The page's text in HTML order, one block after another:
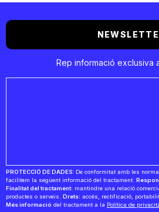
Rep informació exclusiva
PROTECCIÓ DE DADES: De conformitat amb les
facilitem la següent informació del tractament:
Finalitat del tractament: mantindre una relació
productes o serveis. Drets: accés, rectificació,
Més informació del tractament a la Política de